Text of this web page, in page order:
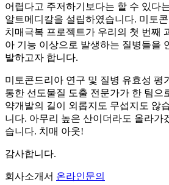
어렵다고 주저하기보다는 할 수 있다
알트메디칼을 설립하였습니다. 미토
치매극복 프로젝트가 우리의 첫 번째
아 기능 이상으로 발생하는 질병들을
발하고자 합니다.
미토콘드리아 연구 및 질병 유효성 평
통한 선도물질 도출 전문가가 한 팀으
약개발의 길이 외롭지도 무섭지도 않
니다. 아무리 높은 산이더라도 올라가
습니다. 치매 아웃!
감사합니다.
회사소개서 온라인문의